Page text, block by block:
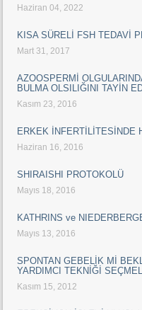
Haziran 04, 2022
KISA SÜRELİ FSH TEDAVİ
Mart 31, 2017
AZOOSPERMİ
BULMA OLSILIĞINI TAYİN
Kasım 23, 2016
ERKEK İNFERTİLİTESİNDE
Haziran 16, 2016
SHIRAISHI PROTOKOLÜ
Mayıs 18, 2016
KATHRINS ve
Mayıs 13, 2016
SPONTAN GEBELİK Mİ
YARDIMCI TEKNİĞİ
Kasım 15, 2012